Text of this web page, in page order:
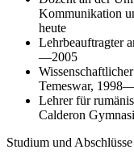
Kommunikation
heute
Lehrbeauftragter
—2005
Temeswar,
Lehrer für
Calderon
Studium und Abschlüsse